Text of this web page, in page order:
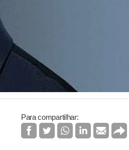
Para compartilhar: